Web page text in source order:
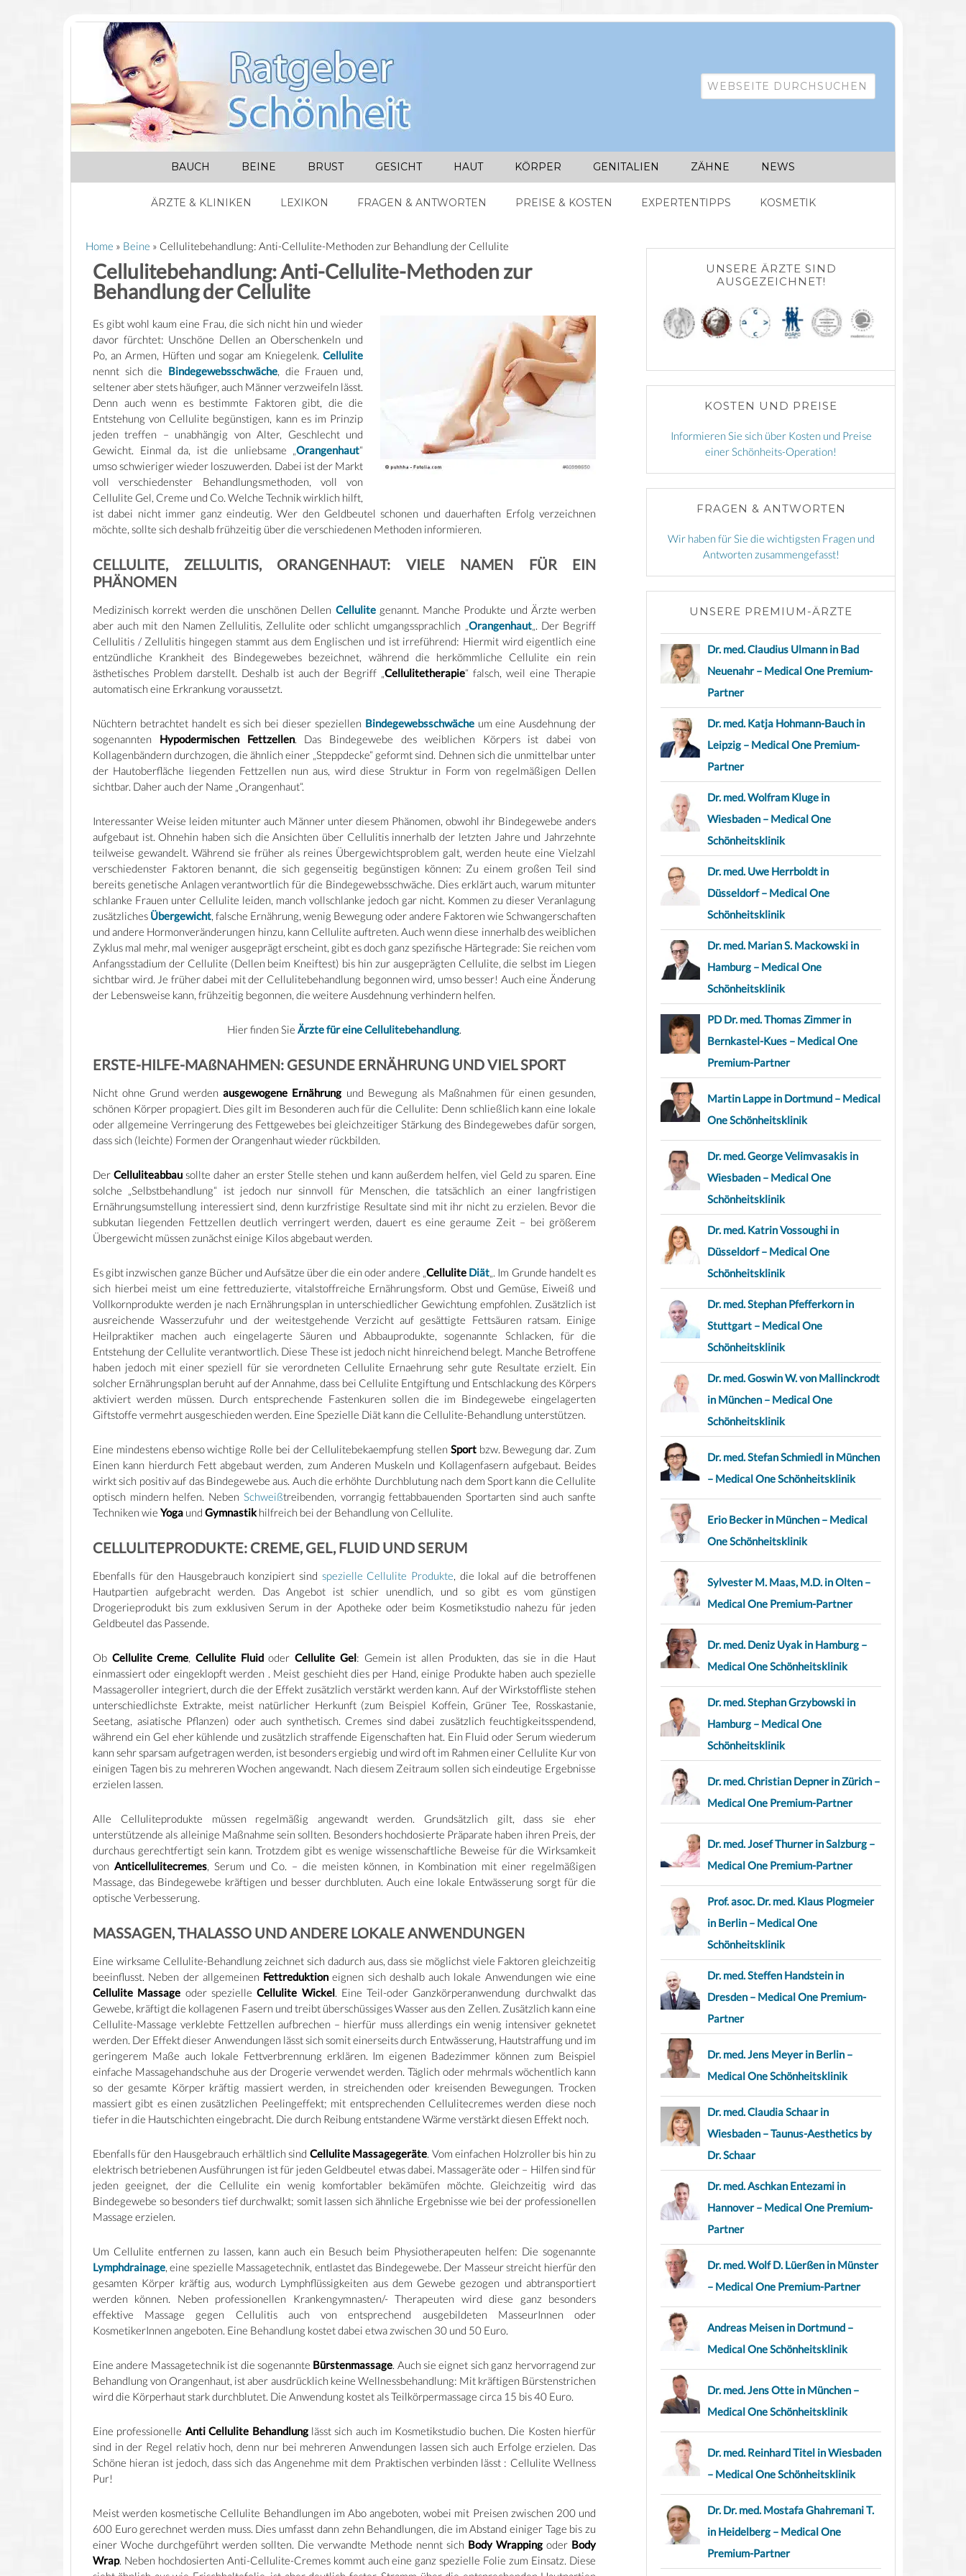
BAUCH BEINE BRUST GESICHT HAUT KÖRPER GENITALIEN ZÄHNE NEWS
ÄRZTE & KLINIKEN LEXIKON FRAGEN & ANTWORTEN PREISE & KOSTEN EXPERTENTIPPS KOSMETIK
Home » Beine » Cellulitebehandlung: Anti-Cellulite-Methoden zur Behandlung der Cellulite
Cellulitebehandlung: Anti-Cellulite-Methoden zur
Behandlung der Cellulite
Es gibt wohl kaum eine Frau, die sich nicht hin und wieder
davor fürchtet: Unschöne Dellen an Oberschenkeln und
Po, an Armen, Hüften und sogar am Kniegelenk. Cellulite
nennt sich die Bindegewebsschwäche, die Frauen und,
seltener aber stets häufiger, auch Männer verzweifeln lässt.
Denn auch wenn es bestimmte Faktoren gibt, die die
Entstehung von Cellulite begünstigen, kann es im Prinzip
jeden treffen – unabhängig von Alter, Geschlecht und
Gewicht. Einmal da, ist die unliebsame „Orangenhaut“
umso schwieriger wieder loszuwerden. Dabei ist der Markt
voll verschiedenster Behandlungsmethoden, voll von
Cellulite Gel, Creme und Co. Welche Technik wirklich hilft,
ist dabei nicht immer ganz eindeutig. Wer den Geldbeutel schonen und dauerhaften Erfolg verzeichnen
möchte, sollte sich deshalb frühzeitig über die verschiedenen Methoden informieren.
CELLULITE, ZELLULITIS, ORANGENHAUT: VIELE NAMEN FÜR EIN
PHÄNOMEN
Medizinisch korrekt werden die unschönen Dellen Cellulitegenannt. Manche Produkte und Ärzte werben
aber auch mit den Namen Zellulitis, Zellulite oder schlicht umgangssprachlich „Orangenhaut„. Der Begriff
Cellulitis / Zellulitis hingegen stammt aus dem Englischen und ist irreführend: Hiermit wird eigentlich eine
entzündliche Krankheit des Bindegewebes bezeichnet, während die herkömmliche Cellulite ein rein
ästhetisches Problem darstellt. Deshalb ist auch der Begriff „Cellulitetherapie“ falsch, weil eine Therapie
automatisch eine Erkrankung voraussetzt.
Nüchtern betrachtet handelt es sich bei dieser speziellen Bindegewebsschwächeum eine Ausdehnung der
sogenannten Hypodermischen Fettzellen. Das Bindegewebe des weiblichen Körpers ist dabei von
Kollagenbändern durchzogen, die ähnlich einer „Steppdecke“ geformt sind. Dehnen sich die unmittelbar unter
der Hautoberfläche liegenden Fettzellen nun aus, wird diese Struktur in Form von regelmäßigen Dellen
sichtbar. Daher auch der Name „Orangenhaut“.
Interessanter Weise leiden mitunter auch Männer unter diesem Phänomen, obwohl ihr Bindegewebe anders
aufgebaut ist. Ohnehin haben sich die Ansichten über Cellulitis innerhalb der letzten Jahre und Jahrzehnte
teilweise gewandelt. Während sie früher als reines Übergewichtsproblem galt, werden heute eine Vielzahl
verschiedenster Faktoren benannt, die sich gegenseitig begünstigen können: Zu einem großen Teil sind
bereits genetische Anlagen verantwortlich für die Bindegewebsschwäche. Dies erklärt auch, warum mitunter
schlanke Frauen unter Cellulite leiden, manch vollschlanke jedoch gar nicht. Kommen zu dieser Veranlagung
zusätzliches Übergewicht, falsche Ernährung, wenig Bewegung oder andere Faktoren wie Schwangerschaften
und andere Hormonveränderungen hinzu, kann Cellulite auftreten. Auch wenn diese innerhalb des weiblichen
Zyklus mal mehr, mal weniger ausgeprägt erscheint, gibt es doch ganz spezifische Härtegrade: Sie reichen vom
Anfangsstadium der Cellulite (Dellen beim Kneiftest) bis hin zur ausgeprägten Cellulite, die selbst im Liegen
sichtbar wird. Je früher dabei mit der Cellulitebehandlung begonnen wird, umso besser! Auch eine Änderung
der Lebensweise kann, frühzeitig begonnen, die weitere Ausdehnung verhindern helfen.
Hier finden Sie Ärzte für eine Cellulitebehandlung.
ERSTE-HILFE-MAßNAHMEN: GESUNDE ERNÄHRUNG UND VIEL SPORT
Nicht ohne Grund werdenausgewogene Ernährung und Bewegung als Maßnahmen für einen gesunden,
schönen Körper propagiert. Dies gilt im Besonderen auch für die Cellulite: Denn schließlich kann eine lokale
oder allgemeine Verringerung des Fettgewebes bei gleichzeitiger Stärkung des Bindegewebes dafür sorgen,
dass sich (leichte) Formen der Orangenhaut wieder rückbilden.
DerCelluliteabbau sollte daher an erster Stelle stehen und kann außerdem helfen, viel Geld zu sparen. Eine
solche „Selbstbehandlung“ ist jedoch nur sinnvoll für Menschen, die tatsächlich an einer langfristigen
Ernährungsumstellung interessiert sind, denn kurzfristige Resultate sind mit ihr nicht zu erzielen. Bevor die
subkutan liegenden Fettzellen deutlich verringert werden, dauert es eine geraume Zeit – bei größerem
Übergewicht müssen zunächst einige Kilos abgebaut werden.
Es gibt inzwischen ganze Bücher und Aufsätze über die ein oder andere „Cellulite Diät„. Im Grunde handelt es
sich hierbei meist um eine fettreduzierte, vitalstoffreiche Ernährungsform. Obst und Gemüse, Eiweiß und
Vollkornprodukte werden je nach Ernährungsplan in unterschiedlicher Gewichtung empfohlen. Zusätzlich ist
ausreichende Wasserzufuhr und der weitestgehende Verzicht auf gesättigte Fettsäuren ratsam. Einige
Heilpraktiker machen auch eingelagerte Säuren und Abbauprodukte, sogenannte Schlacken, für die
Entstehung der Cellulite verantwortlich. Diese These ist jedoch nicht hinreichend belegt. Manche Betroffene
haben jedoch mit einer speziell für sie verordneten Cellulite Ernaehrung sehr gute Resultate erzielt. Ein
solcher Ernährungsplan beruht auf der Annahme, dass bei Cellulite Entgiftung und Entschlackung des Körpers
aktiviert werden müssen. Durch entsprechende Fastenkuren sollen die im Bindegewebe eingelagerten
Giftstoffe vermehrt ausgeschieden werden. Eine Spezielle Diät kann die Cellulite-Behandlung unterstützen.
Eine mindestens ebenso wichtige Rolle bei der Cellulitebekaempfung stellen Sportbzw. Bewegung dar. Zum
Einen kann hierdurch Fett abgebaut werden, zum Anderen Muskeln und Kollagenfasern aufgebaut. Beides
wirkt sich positiv auf das Bindegewebe aus. Auch die erhöhte Durchblutung nach dem Sport kann die Cellulite
optisch mindern helfen. Neben Schweißtreibenden, vorrangig fettabbauenden Sportarten sind auch sanfte
Techniken wie Yoga und Gymnastik hilfreich bei der Behandlung von Cellulite.
CELLULITEPRODUKTE: CREME, GEL, FLUID UND SERUM
Ebenfalls für den Hausgebrauch konzipiert sind spezielle Cellulite Produkte, die lokal auf die betroffenen
Hautpartien aufgebracht werden. Das Angebot ist schier unendlich, und so gibt es vom günstigen
Drogerieprodukt bis zum exklusiven Serum in der Apotheke oder beim Kosmetikstudio nahezu für jeden
Geldbeutel das Passende.
Ob Cellulite Creme,Cellulite FluidoderCellulite Gel: Gemein ist allen Produkten, das sie in die Haut
einmassiert oder eingeklopft werden . Meist geschieht dies per Hand, einige Produkte haben auch spezielle
Massageroller integriert, durch die der Effekt zusätzlich verstärkt werden kann. Auf der Wirkstoffliste stehen
unterschiedlichste Extrakte, meist natürlicher Herkunft (zum Beispiel Koffein, Grüner Tee, Rosskastanie,
Seetang, asiatische Pflanzen) oder auch synthetisch. Cremes sind dabei zusätzlich feuchtigkeitsspendend,
während ein Gel eher kühlende und zusätzlich straffende Eigenschaften hat. Ein Fluid oder Serum wiederum
kann sehr sparsam aufgetragen werden, ist besonders ergiebig und wird oft im Rahmen einer Cellulite Kur von
einigen Tagen bis zu mehreren Wochen angewandt. Nach diesem Zeitraum sollen sich eindeutige Ergebnisse
erzielen lassen.
Alle Celluliteprodukte müssen regelmäßig angewandt werden. Grundsätzlich gilt, dass sie eher
unterstützende als alleinige Maßnahme sein sollten. Besonders hochdosierte Präparate haben ihren Preis, der
durchaus gerechtfertigt sein kann. Trotzdem gibt es wenige wissenschaftliche Beweise für die Wirksamkeit
von Anticellulitecremes, Serum und Co. – die meisten können, in Kombination mit einer regelmäßigen
Massage, das Bindegewebe kräftigen und besser durchbluten. Auch eine lokale Entwässerung sorgt für die
optische Verbesserung.
MASSAGEN, THALASSO UND ANDERE LOKALE ANWENDUNGEN
Eine wirksame Cellulite-Behandlung zeichnet sich dadurch aus, dass sie möglichst viele Faktoren gleichzeitig
beeinflusst. Neben der allgemeinen Fettreduktion eignen sich deshalb auch lokale Anwendungen wie eine
Cellulite Massage oder spezielleCellulite Wickel. Eine Teil-oder Ganzkörperanwendung durchwalkt das
Gewebe, kräftigt die kollagenen Fasern und treibt überschüssiges Wasser aus den Zellen. Zusätzlich kann eine
Cellulite-Massage verklebte Fettzellen aufbrechen – hierfür muss allerdings ein wenig intensiver geknetet
werden. Der Effekt dieser Anwendungen lässt sich somit einerseits durch Entwässerung, Hautstraffung und im
geringerem Maße auch lokale Fettverbrennung erklären. Im eigenen Badezimmer können zum Beispiel
einfache Massagehandschuhe aus der Drogerie verwendet werden. Täglich oder mehrmals wöchentlich kann
so der gesamte Körper kräftig massiert werden, in streichenden oder kreisenden Bewegungen. Trocken
massiert gibt es einen zusätzlichen Peelingeffekt; mit entsprechenden Cellulitecremes werden diese noch
tiefer in die Hautschichten eingebracht. Die durch Reibung entstandene Wärme verstärkt diesen Effekt noch.
Ebenfalls für den Hausgebrauch erhältlich sind Cellulite Massagegeräte. Vom einfachen Holzroller bis hin zu
elektrisch betriebenen Ausführungen ist für jeden Geldbeutel etwas dabei. Massageräte oder – Hilfen sind für
jeden geeignet, der die Cellulite ein wenig komfortabler bekämüfen möchte. Gleichzeitig wird das
Bindegewebe so besonders tief durchwalkt; somit lassen sich ähnliche Ergebnisse wie bei der professionellen
Massage erzielen.
Um Cellulite entfernen zu lassen, kann auch ein Besuch beim Physiotherapeuten helfen: Die sogenannte
Lymphdrainage, eine spezielle Massagetechnik, entlastet das Bindegewebe. Der Masseur streicht hierfür den
gesamten Körper kräftig aus, wodurch Lymphflüssigkeiten aus dem Gewebe gezogen und abtransportiert
werden können. Neben professionellen Krankengymnasten/- Therapeuten wird diese ganz besonders
effektive Massage gegen Cellulitis auch von entsprechend ausgebildeten MasseurInnen oder
KosmetikerInnen angeboten. Eine Behandlung kostet dabei etwa zwischen 30 und 50 Euro.
Eine andere Massagetechnik ist die sogenannte Bürstenmassage. Auch sie eignet sich ganz hervorragend zur
Behandlung von Orangenhaut, ist aber ausdrücklich keine Wellnessbehandlung: Mit kräftigen Bürstenstrichen
wird die Körperhaut stark durchblutet. Die Anwendung kostet als Teilkörpermassage circa 15 bis 40 Euro.
Eine professionelle Anti Cellulite Behandlunglässt sich auch im Kosmetikstudio buchen. Die Kosten hierfür
sind in der Regel relativ hoch, denn nur bei mehreren Anwendungen lassen sich auch Erfolge erzielen. Das
Schöne hieran ist jedoch, dass sich das Angenehme mit dem Praktischen verbinden lässt : Cellulite Wellness
Pur!
Meist werden kosmetische Cellulite Behandlungen im Abo angeboten, wobei mit Preisen zwischen 200 und
600 Euro gerechnet werden muss. Dies umfasst dann zehn Behandlungen, die im Abstand einiger Tage bis zu
einer Woche durchgeführt werden sollten. Die verwandte Methode nennt sich Body Wrapping oder Body
Wrap. Neben hochdosierten Anti-Cellulite-Cremes kommt auch eine ganz spezielle Folie zum Einsatz. Diese
UNSERE ÄRZTE SIND
AUSGEZEICHNET!
KOSTEN UND PREISE
Informieren Sie sich über Kosten und Preise
einer Schönheits-Operation!
FRAGEN & ANTWORTEN
Wir haben für Sie die wichtigsten Fragen und
Antworten zusammengefasst!
UNSERE PREMIUM-ÄRZTE
Dr. med. Claudius Ulmann in Bad
Neuenahr – Medical One Premium-
Partner
Dr. med. Katja Hohmann-Bauch in
Leipzig – Medical One Premium-
Partner
Dr. med. Wolfram Kluge in
Wiesbaden – Medical One
Schönheitsklinik
Dr. med. Uwe Herrboldt in
Düsseldorf – Medical One
Schönheitsklinik
Dr. med. Marian S. Mackowski in
Hamburg – Medical One
Schönheitsklinik
PD Dr. med. Thomas Zimmer in
Bernkastel-Kues – Medical One
Premium-Partner
Martin Lappe in Dortmund – Medical
One Schönheitsklinik
Dr. med. George Velimvasakis in
Wiesbaden – Medical One
Schönheitsklinik
Dr. med. Katrin Vossoughi in
Düsseldorf – Medical One
Schönheitsklinik
Dr. med. Stephan Pfefferkorn in
Stuttgart – Medical One
Schönheitsklinik
Dr. med. Goswin W. von Mallinckrodt
in München – Medical One
Schönheitsklinik
Dr. med. Stefan Schmiedl in München
– Medical One Schönheitsklinik
Erio Becker in München – Medical
One Schönheitsklinik
Sylvester M. Maas, M.D. in Olten –
Medical One Premium-Partner
Dr. med. Deniz Uyak in Hamburg –
Medical One Schönheitsklinik
Dr. med. Stephan Grzybowski in
Hamburg – Medical One
Schönheitsklinik
Dr. med. Christian Depner in Zürich –
Medical One Premium-Partner
Dr. med. Josef Thurner in Salzburg –
Medical One Premium-Partner
Prof. asoc. Dr. med. Klaus Plogmeier
in Berlin – Medical One
Schönheitsklinik
Dr. med. Steffen Handstein in
Dresden – Medical One Premium-
Partner
Dr. med. Jens Meyer in Berlin –
Medical One Schönheitsklinik
Dr. med. Claudia Schaar in
Wiesbaden – Taunus-Aesthetics by
Dr. Schaar
Dr. med. Aschkan Entezami in
Hannover – Medical One Premium-
Partner
Dr. med. Wolf D. Lüerßen in Münster
– Medical One Premium-Partner
Andreas Meisen in Dortmund –
Medical One Schönheitsklinik
Dr. med. Jens Otte in München –
Medical One Schönheitsklinik
Dr. med. Reinhard Titel in Wiesbaden
– Medical One Schönheitsklinik
Dr. Dr. med. Mostafa Ghahremani T.
in Heidelberg – Medical One
Premium-Partner